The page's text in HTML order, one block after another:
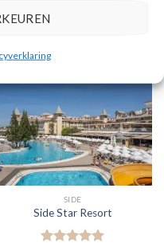
PRIJZEN EN BOEKEN
SIDE
Side Star Resort